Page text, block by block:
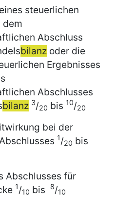
steuerlichen
dem
Abschluss
bilanz oder die
Ergebnisses
Abschlusses
bilanz 3/20 bis 10/20
bei der
1/20 bis
Abschlusses für
1/10 bis 8/10